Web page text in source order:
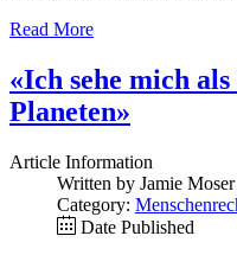
Read More
«Ich sehe mich
Planeten»
Article Information
Written by Jamie Moser
Category:
Date Published